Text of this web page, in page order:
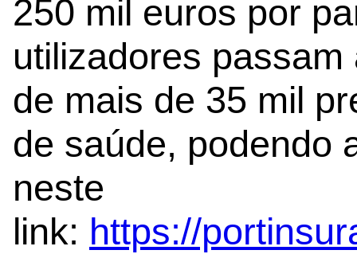
250 mil euros por
utilizadores
de mais de 35 mil
de saúde, podendo
neste
link: https://